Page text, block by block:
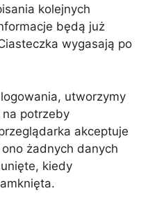
kolejnych
będą już
wygasają po
utworzymy
potrzeby
akceptuje
żadnych danych
kiedy